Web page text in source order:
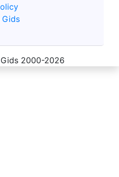
Gids
2000-2026